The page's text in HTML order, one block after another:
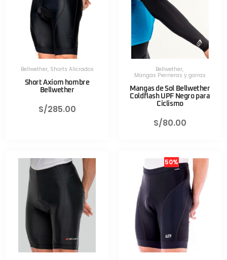
Bellwether, Shorts Alicrados
Short Axiom hombre
Bellwether
S/285.00
Bellwether,
Mangas Pierneras y gorras
Mangas de Sol Bellwether
Coldflash UPF Negro para
Ciclismo
S/80.00
50%